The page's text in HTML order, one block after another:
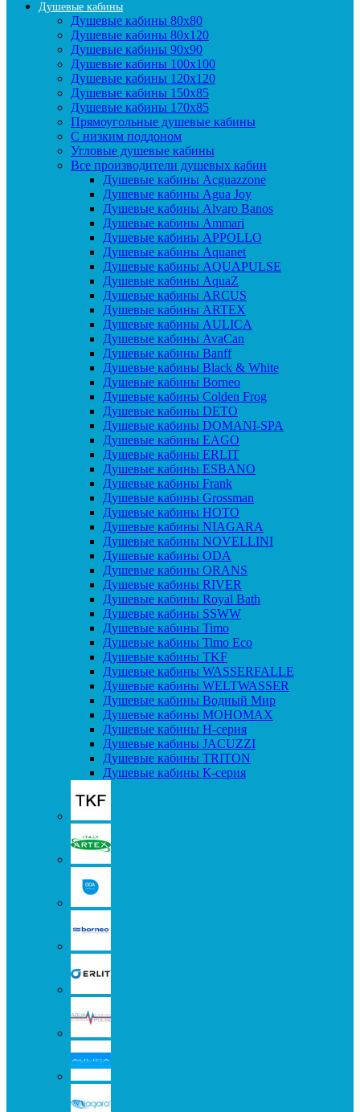
Душевые кабины
Душевые кабины 80x80
Душевые кабины 80x120
Душевые кабины 90х90
Душевые кабины 100x100
Душевые кабины 120x120
Душевые кабины 150x85
Душевые кабины 170x85
Прямоугольные душевые кабины
С низким поддоном
Угловые душевые кабины
Все производители душевых кабин
Душевые кабины Acguazzone
Душевые кабины Agua Joy
Душевые кабины Alvaro Banos
Душевые кабины Ammari
Душевые кабины APPOLLO
Душевые кабины Aquanet
Душевые кабины AQUAPULSE
Душевые кабины AquaZ
Душевые кабины ARCUS
Душевые кабины ARTEX
Душевые кабины AULICA
Душевые кабины AvaCan
Душевые кабины Banff
Душевые кабины Black & White
Душевые кабины Borneo
Душевые кабины Colden Frog
Душевые кабины DETO
Душевые кабины DOMANI-SPA
Душевые кабины EAGO
Душевые кабины ERLIT
Душевые кабины ESBANO
Душевые кабины Frank
Душевые кабины Grossman
Душевые кабины HOTO
Душевые кабины NIAGARA
Душевые кабины NOVELLINI
Душевые кабины ODA
Душевые кабины ORANS
Душевые кабины RIVER
Душевые кабины Royal Bath
Душевые кабины SSWW
Душевые кабины Timo
Душевые кабины Timo Eco
Душевые кабины TKF
Душевые кабины WASSERFALLE
Душевые кабины WELTWASSER
Душевые кабины Водный Мир
Душевые кабины МОНОМАХ
Душевые кабины H-серия
Душевые кабины JACUZZI
Душевые кабины TRITON
Душевые кабины К-серия